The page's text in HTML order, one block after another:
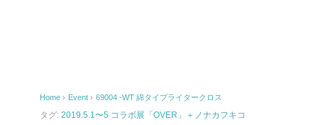
o
o
Home › Event › 69004 -WT 綿タイプライタークロス
タグ: 2019.5.1〜5 コラボ展「OVER」＋ノナカフキコ